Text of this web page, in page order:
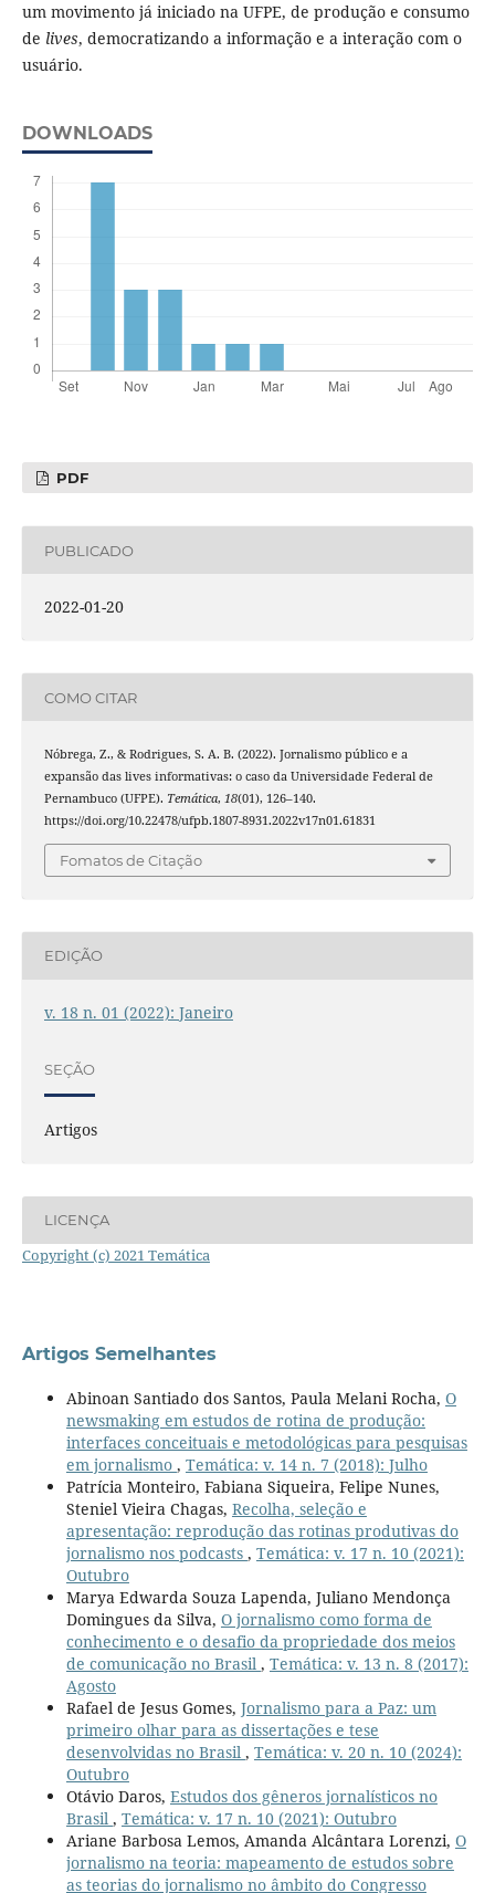
um movimento já iniciado na UFPE, de produção e consumo
de lives, democratizando a informação e a interação com o
usuário.
DOWNLOADS
PDF
PUBLICADO
2022-01-20
COMO CITAR
Nóbrega, Z., & Rodrigues, S. A. B. (2022). Jornalismo público e a
expansão das lives informativas: o caso da Universidade Federal de
Pernambuco (UFPE). Temática, 18(01), 126–140.
https://doi.org/10.22478/ufpb.1807-8931.2022v17n01.61831
Fomatos de Citação
EDIÇÃO
v. 18 n. 01 (2022): Janeiro
SEÇÃO
Artigos
LICENÇA
Copyright (c) 2021 Temática
Artigos Semelhantes
Abinoan Santiado dos Santos, Paula Melani Rocha, O
newsmaking em estudos de rotina de produção:
interfaces conceituais e metodológicas para pesquisas
em jornalismo , Temática: v. 14 n. 7 (2018): Julho
Patrícia Monteiro, Fabiana Siqueira, Felipe Nunes,
Steniel Vieira Chagas, Recolha, seleção e
apresentação: reprodução das rotinas produtivas do
jornalismo nos podcasts , Temática: v. 17 n. 10 (2021):
Outubro
Marya Edwarda Souza Lapenda, Juliano Mendonça
Domingues da Silva, O jornalismo como forma de
conhecimento e o desafio da propriedade dos meios
de comunicação no Brasil , Temática: v. 13 n. 8 (2017):
Agosto
Rafael de Jesus Gomes, Jornalismo para a Paz: um
primeiro olhar para as dissertações e tese
desenvolvidas no Brasil , Temática: v. 20 n. 10 (2024):
Outubro
Otávio Daros, Estudos dos gêneros jornalísticos no
Brasil , Temática: v. 17 n. 10 (2021): Outubro
Ariane Barbosa Lemos, Amanda Alcântara Lorenzi, O
jornalismo na teoria: mapeamento de estudos sobre
as teorias do jornalismo no âmbito do Congresso